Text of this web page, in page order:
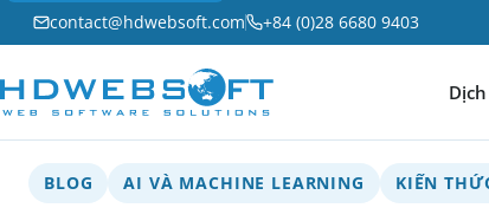
contact@hdwebsoft.com +84 (0)28 6680 9403
BLOG AI VÀ MACHINE LEARNING KIẾN